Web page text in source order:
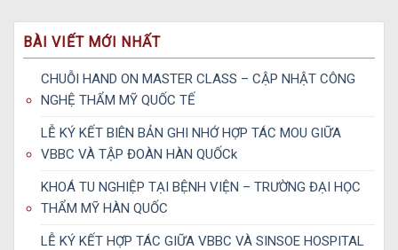
BÀI VIẾT MỚI NHẤT
CHUỖI HAND ON MASTER CLASS – CẬP NHẬT CÔNG
NGHỆ THẨM MỸ QUỐC TẾ
LỄ KÝ KẾT BIÊN BẢN GHI NHỚ HỢP TÁC MOU GIỮA
VBBC VÀ TẬP ĐOÀN HÀN QUỐCk
KHOÁ TU NGHIỆP TẠI BỆNH VIỆN – TRƯỜNG ĐẠI HỌC
THẨM MỸ HÀN QUỐC
LỄ KÝ KẾT HỢP TÁC GIỮA VBBC VÀ SINSOE HOSPITAL